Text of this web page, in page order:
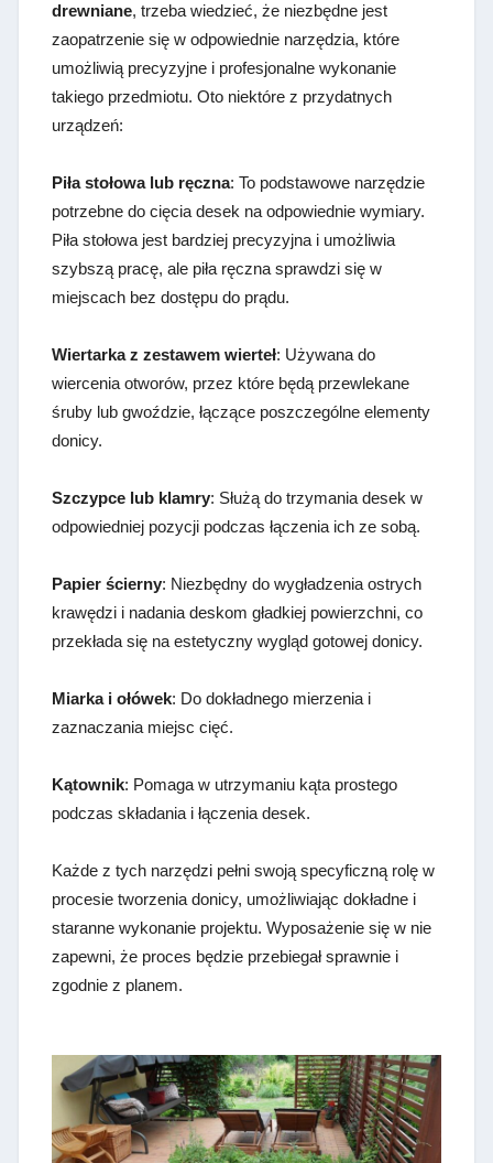
drewniane, trzeba wiedzieć, że niezbędne jest
zaopatrzenie się w odpowiednie narzędzia, które
umożliwią precyzyjne i profesjonalne wykonanie
takiego przedmiotu. Oto niektóre z przydatnych
urządzeń:
Piła stołowa lub ręczna: To podstawowe narzędzie
potrzebne do cięcia desek na odpowiednie wymiary.
Piła stołowa jest bardziej precyzyjna i umożliwia
szybszą pracę, ale piła ręczna sprawdzi się w
miejscach bez dostępu do prądu.
Wiertarka z zestawem wierteł: Używana do
wiercenia otworów, przez które będą przewlekane
śruby lub gwoździe, łączące poszczególne elementy
donicy.
Szczypce lub klamry: Służą do trzymania desek w
odpowiedniej pozycji podczas łączenia ich ze sobą.
Papier ścierny: Niezbędny do wygładzenia ostrych
krawędzi i nadania deskom gładkiej powierzchni, co
przekłada się na estetyczny wygląd gotowej donicy.
Miarka i ołówek: Do dokładnego mierzenia i
zaznaczania miejsc cięć.
Kątownik: Pomaga w utrzymaniu kąta prostego
podczas składania i łączenia desek.
Każde z tych narzędzi pełni swoją specyficzną rolę w
procesie tworzenia donicy, umożliwiając dokładne i
staranne wykonanie projektu. Wyposażenie się w nie
zapewni, że proces będzie przebiegał sprawnie i
zgodnie z planem.